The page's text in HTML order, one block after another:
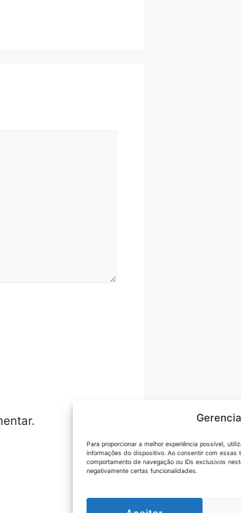
Para proporcionar a melhor experiência possível,
informações do dispositivo. Ao consentir com
comportamento de navegação ou IDs exclusivos
negativamente certas funcionalidades.